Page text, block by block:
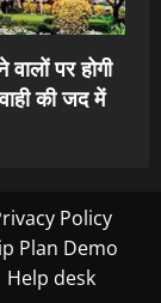
पर होगी
की जद में
Policy
Plan Demo
Help desk